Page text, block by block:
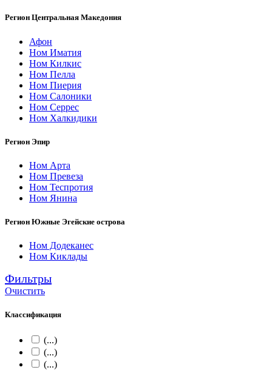
Регион Центральная Македония
Афон
Ном Иматия
Ном Килкис
Ном Пелла
Ном Пиерия
Ном Салоники
Ном Серрес
Ном Халкидики
Регион Эпир
Ном Арта
Ном Превеза
Ном Теспротия
Ном Янина
Регион Южные Эгейские острова
Ном Додеканес
Ном Киклады
Фильтры
Очистить
Классификация
(...)
(...)
(...)